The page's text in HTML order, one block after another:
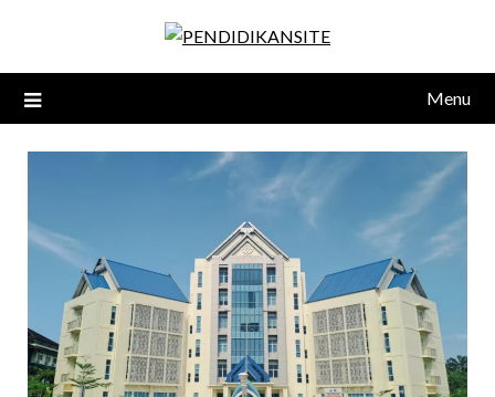
content
Menu